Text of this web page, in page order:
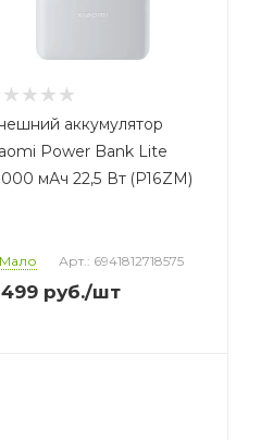
аккумулятор
Power Bank Lite
мАч 22,5 Вт (P16ZM)
Мало Арт.: 6941812718575
499руб./шт